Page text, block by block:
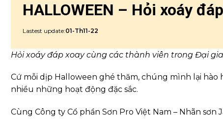
HALLOWEEN – Hỏi xoáy
Lastest update:01-Th11-22
Hỏi xoáy đáp xoay cùng các thành viên trong Đại
Cứ mỗi dịp Halloween ghé thăm, chúng mình lại
nhiều những hoạt động đặc sắc.
Cùng Công ty Cổ phần Sơn Pro Việt Nam – Nhãn